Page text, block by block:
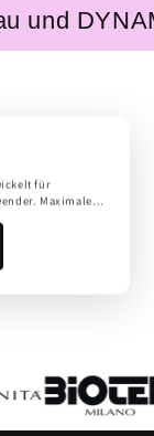
–
für
Maximale